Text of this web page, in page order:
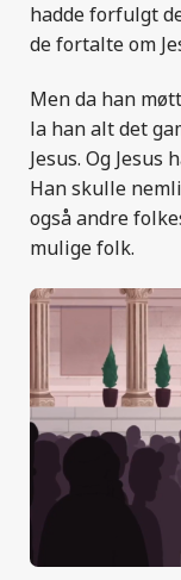
hadde forfulgt
de fortalte om
Men da han
la han alt det
Jesus. Og
Han skulle
også andre
mulige folk.